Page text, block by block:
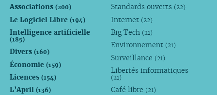
Associations (200)
Le Logiciel Libre (194)
Intelligence artificielle
(185)
Divers (160)
Économie (159)
Licences (154)
L’April (136)
Standards ouverts (22)
Internet (22)
Big Tech (21)
Environnement (21)
Surveillance (21)
Libertés informatiques
(21)
Café libre (21)